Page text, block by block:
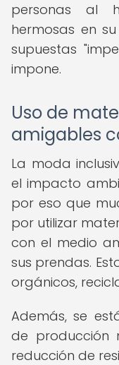
personas al
hermosas en
supuestas
impone.
Uso de
amigables
La moda
el impacto
por eso que
por utilizar
con el medio
sus prendas.
orgánicos,
Además, se
de producción
reducción de